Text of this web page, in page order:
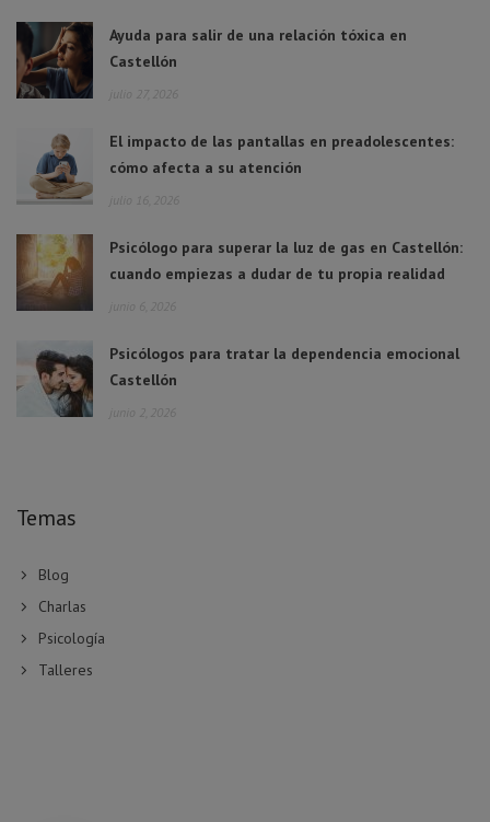
Ayuda para salir de una relación tóxica en
Castellón
julio 27, 2026
El impacto de las pantallas en preadolescentes:
cómo afecta a su atención
julio 16, 2026
Psicólogo para superar la luz de gas en Castellón:
cuando empiezas a dudar de tu propia realidad
junio 6, 2026
Psicólogos para tratar la dependencia emocional
Castellón
junio 2, 2026
Temas
Blog
Charlas
Psicología
Talleres